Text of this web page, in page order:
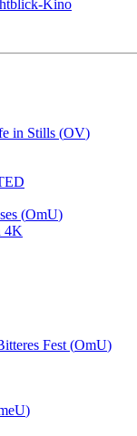
Kino
in Stills (OV)
(OmU)
4K
Fest (OmU)
)